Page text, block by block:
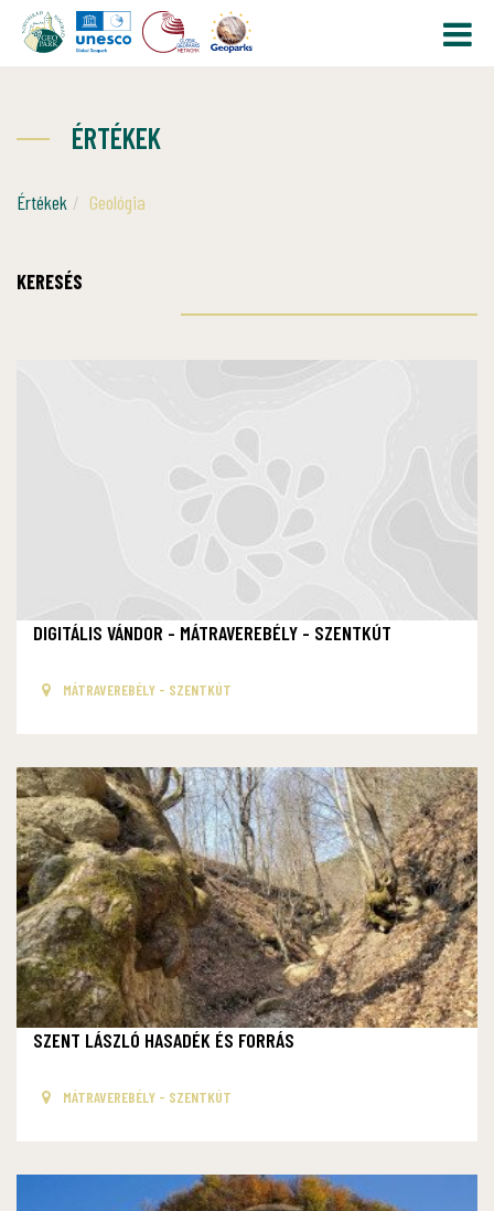
ÉRTÉKEK
Értékek Geológia
KERESÉS
DIGITÁLIS VÁNDOR - MÁTRAVEREBÉLY - SZENTKÚT
MÁTRAVEREBÉLY - SZENTKÚT
SZENT LÁSZLÓ HASADÉK ÉS FORRÁS
MÁTRAVEREBÉLY - SZENTKÚT